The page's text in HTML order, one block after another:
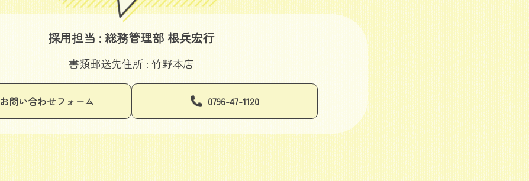
採用担当 : 総務管理部 根兵宏行
書類郵送先住所 : 竹野本店
お問い合わせフォーム 0796-47-1120